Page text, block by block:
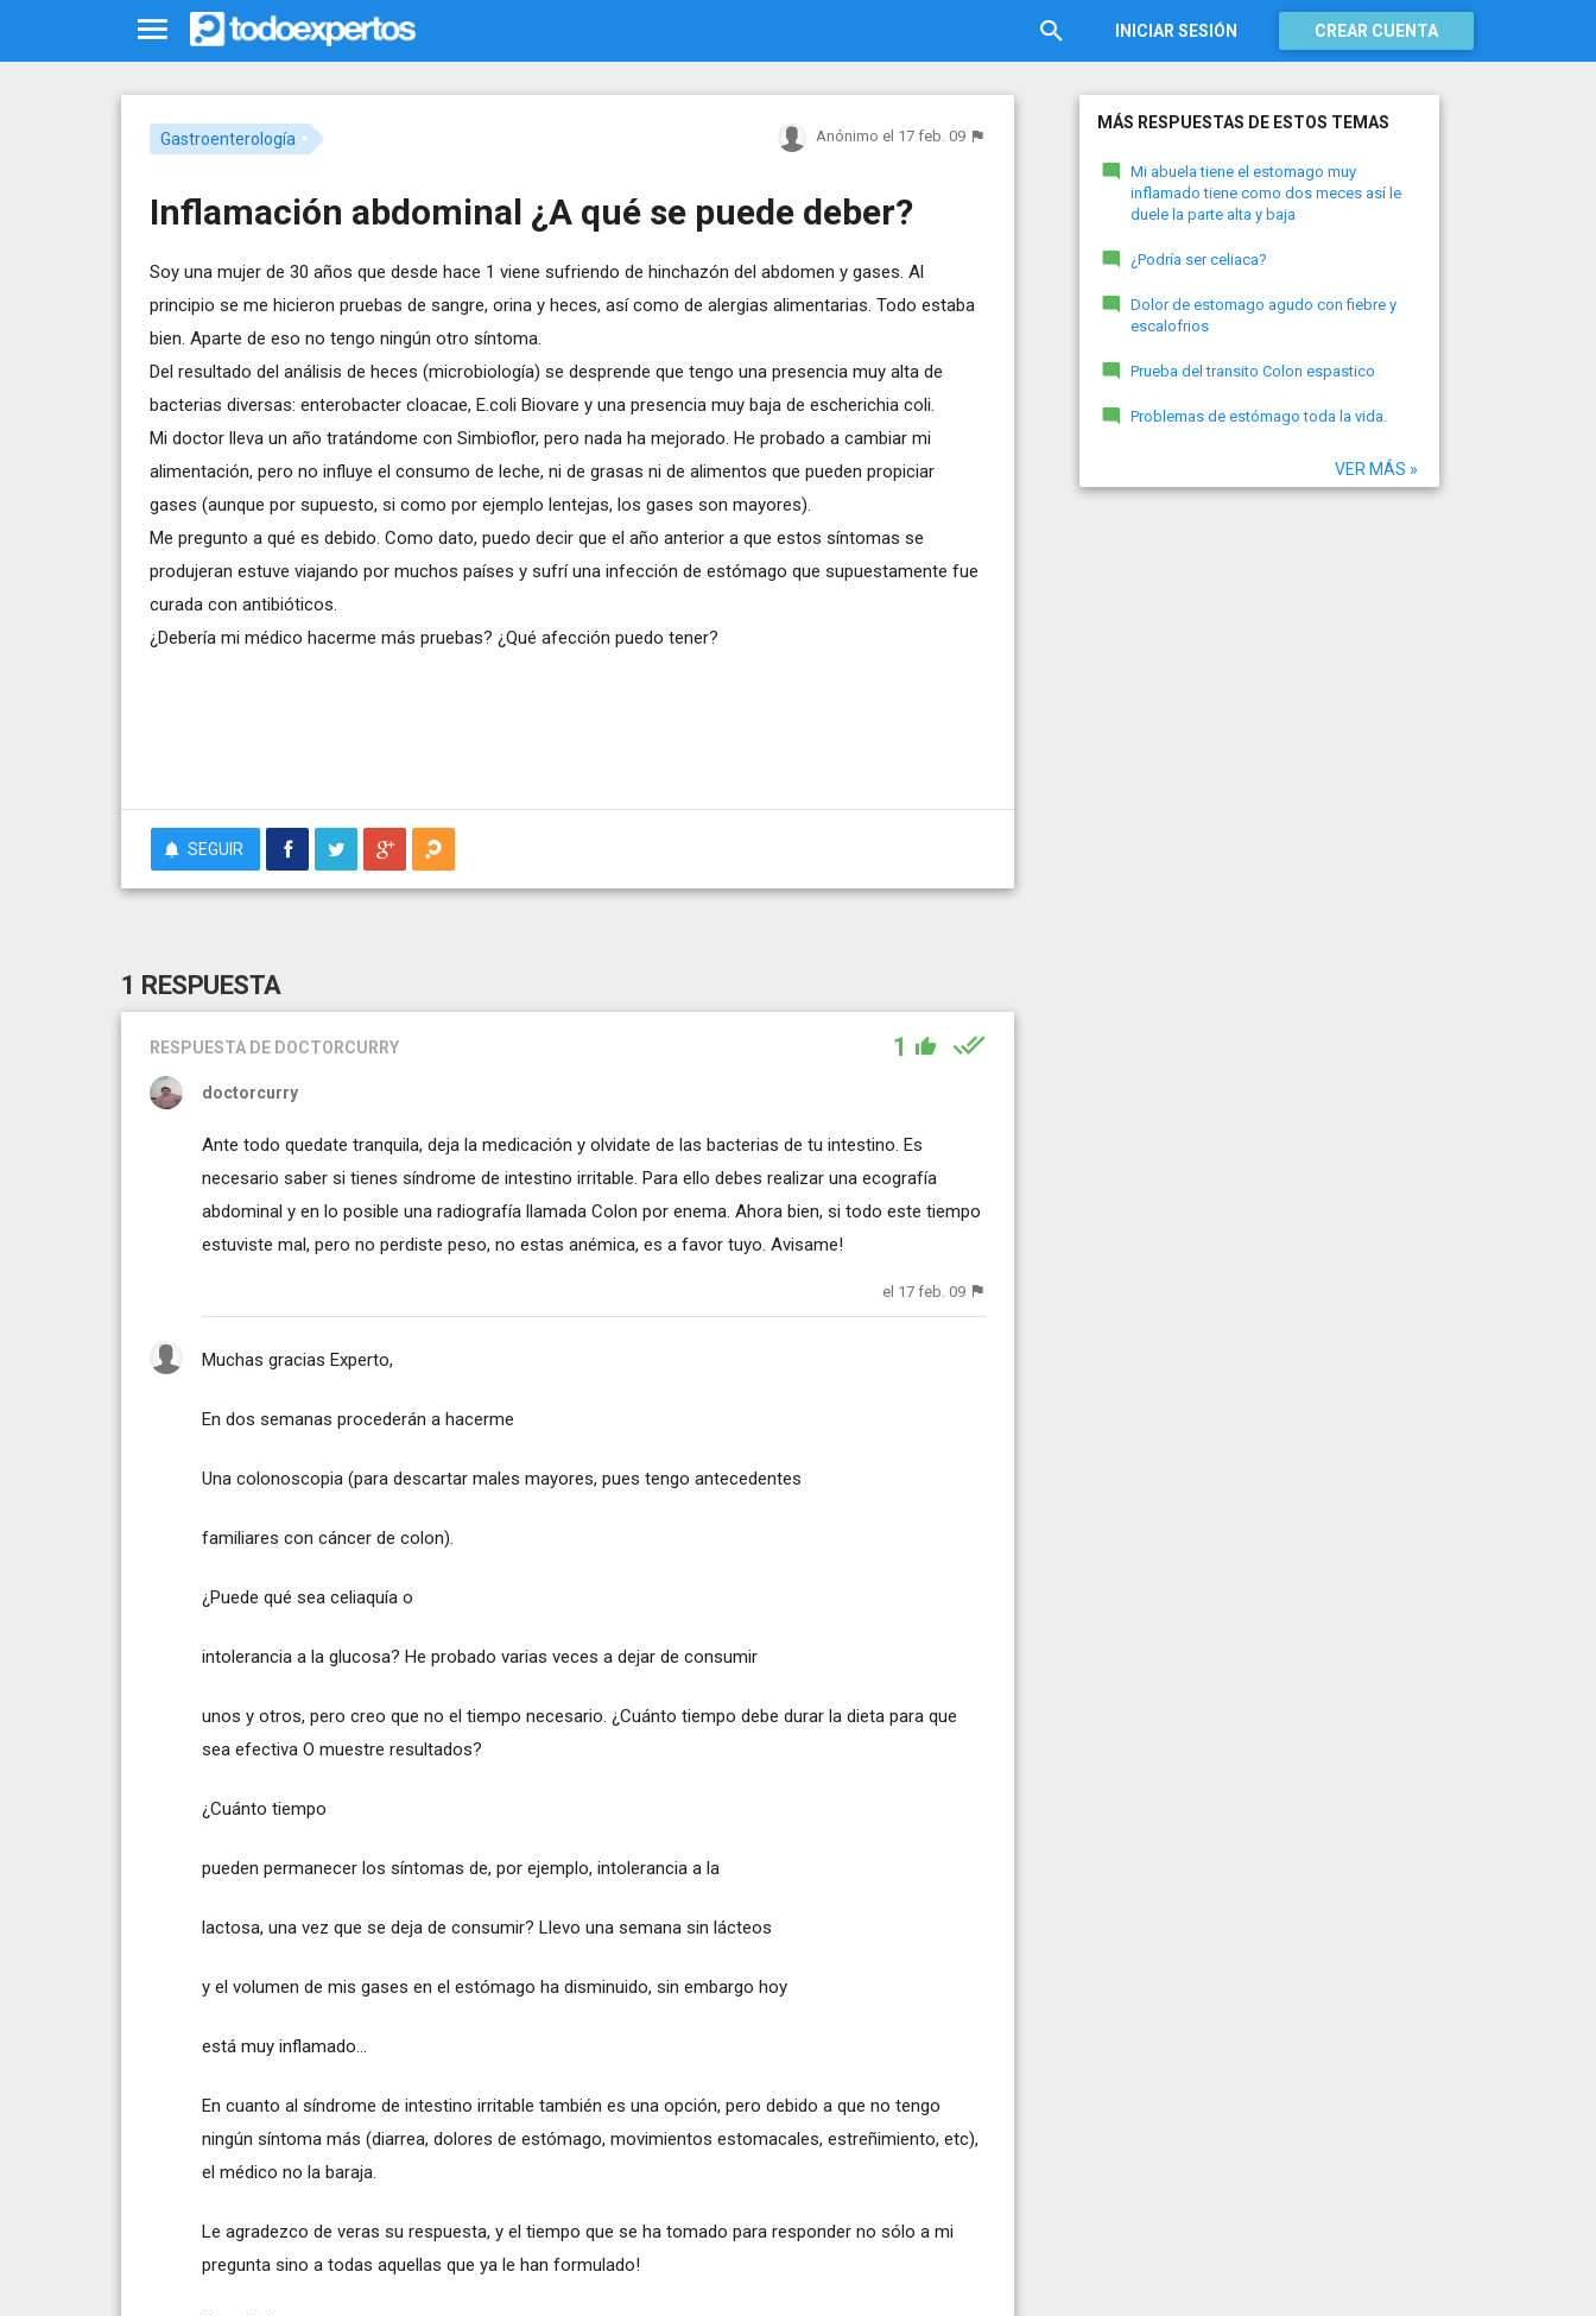
INICIAR SESIÓN CREAR CUENTA
Gastroenterología Anónimo el 17 feb. 09
Inflamación abdominal ¿A qué se puede deber?
Soy una mujer de 30 años que desde hace 1 viene sufriendo de hinchazón del abdomen y gases. Al
principio se me hicieron pruebas de sangre, orina y heces, así como de alergias alimentarias. Todo estaba
bien. Aparte de eso no tengo ningún otro síntoma.
Del resultado del análisis de heces (microbiología) se desprende que tengo una presencia muy alta de
bacterias diversas: enterobacter cloacae, E.coli Biovare y una presencia muy baja de escherichia coli.
Mi doctor lleva un año tratándome con Simbioflor, pero nada ha mejorado. He probado a cambiar mi
alimentación, pero no influye el consumo de leche, ni de grasas ni de alimentos que pueden propiciar
gases (aunque por supuesto, si como por ejemplo lentejas, los gases son mayores).
Me pregunto a qué es debido. Como dato, puedo decir que el año anterior a que estos síntomas se
produjeran estuve viajando por muchos países y sufrí una infección de estómago que supuestamente fue
curada con antibióticos.
¿Debería mi médico hacerme más pruebas? ¿Qué afección puedo tener?
SEGUIR
1 RESPUESTA
RESPUESTA DE DOCTORCURRY 1
doctorcurry
Ante todo quedate tranquila, deja la medicación y olvidate de las bacterias de tu intestino. Es
necesario saber si tienes síndrome de intestino irritable. Para ello debes realizar una ecografía
abdominal y en lo posible una radiografía llamada Colon por enema. Ahora bien, si todo este tiempo
estuviste mal, pero no perdiste peso, no estas anémica, es a favor tuyo. Avisame!
el 17 feb. 09
Muchas gracias Experto,
En dos semanas procederán a hacerme
Una colonoscopia (para descartar males mayores, pues tengo antecedentes
familiares con cáncer de colon).
¿Puede qué sea celiaquía o
intolerancia a la glucosa? He probado varias veces a dejar de consumir
unos y otros, pero creo que no el tiempo necesario. ¿Cuánto tiempo debe durar la dieta para que
sea efectiva O muestre resultados?
¿Cuánto tiempo
pueden permanecer los síntomas de, por ejemplo, intolerancia a la
lactosa, una vez que se deja de consumir? Llevo una semana sin lácteos
y el volumen de mis gases en el estómago ha disminuido, sin embargo hoy
está muy inflamado...
En cuanto al síndrome de intestino irritable también es una opción, pero debido a que no tengo
ningún síntoma más (diarrea, dolores de estómago, movimientos estomacales, estreñimiento, etc),
el médico no la baraja.
Le agradezco de veras su respuesta, y el tiempo que se ha tomado para responder no sólo a mi
pregunta sino a todas aquellas que ya le han formulado!
MÁS RESPUESTAS DE ESTOS TEMAS
Mi abuela tiene el estomago muy
inflamado tiene como dos meces así le
duele la parte alta y baja
¿Podría ser celiaca?
Dolor de estomago agudo con fiebre y
escalofrios
Prueba del transito Colon espastico
Problemas de estómago toda la vida.
VER MÁS »